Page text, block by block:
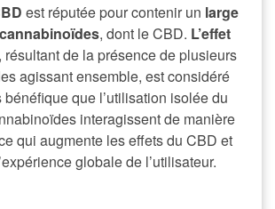
est réputée pour contenir un large
cannabinoïdes, dont le CBD. L’effet
résultant de la présence de plusieurs
agissant ensemble, est considéré
que l’utilisation isolée du
interagissent de manière
qui augmente les effets du CBD et
globale de l’utilisateur.